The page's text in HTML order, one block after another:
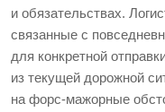
и обязательствах.
связанные с
для конкретной
из текущей дорожной
на форс-мажорные